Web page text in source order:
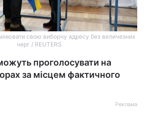
свою виборчу адресу без величезних
черг / REUTERS
проголосувати на
за місцем фактичного
Реклама